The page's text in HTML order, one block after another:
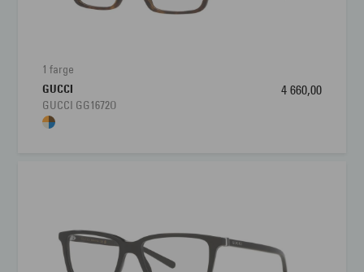
1 farge
GUCCI
GUCCI GG1672O
4 660,00